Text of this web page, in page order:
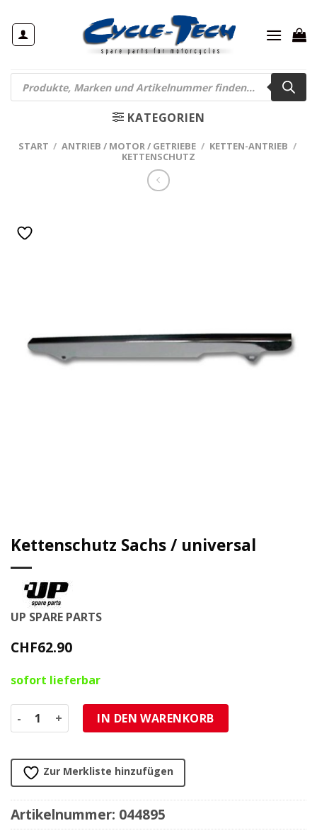
Inhalt
springen
Products
search
KATEGORIEN
START / ANTRIEB / MOTOR / GETRIEBE / KETTEN-ANTRIEB /
KETTENSCHUTZ
Kettenschutz Sachs / universal
UP SPARE PARTS
CHF62.90
sofort lieferbar
Kettenschutz Sachs / universal Menge
IN DEN WARENKORB
Zur Merkliste hinzufügen
Artikelnummer: 044895